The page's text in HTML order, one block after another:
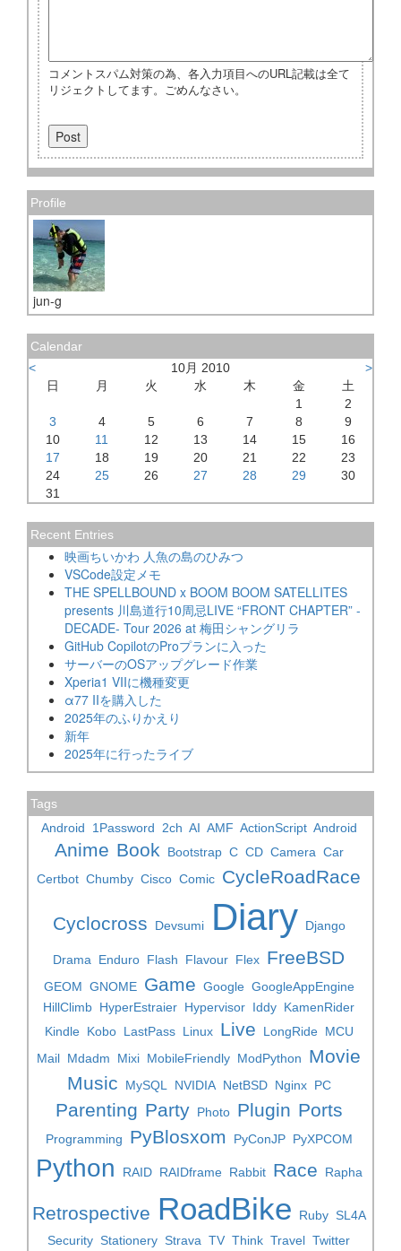
コメントスパム対策の為、各入力項目へのURL記載は全て
リジェクトしてます。ごめんなさい。
Profile
jun-g
Calendar
<
10月 2010
>
日
月 火 水 木 金
土
1
2
3
4 5 6 7 8
9
10
11 12 13 14 15
16
17
18 19 20 21 22
23
24
25 26 27 28 29
30
31
Recent Entries
映画ちいかわ 人魚の島のひみつ
VSCode設定メモ
THE SPELLBOUND x BOOM BOOM SATELLITES
presents 川島道行10周忌LIVE “FRONT CHAPTER” -
DECADE- Tour 2026 at 梅田シャングリラ
GitHub CopilotのProプランに入った
サーバーのOSアップグレード作業
Xperia1 VIIに機種変更
α77 IIを購入した
2025年のふりかえり
新年
2025年に行ったライブ
Tags
Android
1Password 2ch AI AMF ActionScript Android
Anime Book Bootstrap C CD Camera Car
Certbot Chumby Cisco Comic CycleRoadRace
Cyclocross Devsumi Diary Django
Drama Enduro Flash Flavour Flex FreeBSD
GEOM GNOME Game Google GoogleAppEngine
HillClimb HyperEstraier Hypervisor Iddy KamenRider
Kindle Kobo LastPass Linux Live LongRide MCU
Mail Mdadm Mixi MobileFriendly ModPython
Movie
Music
MySQL NVIDIA NetBSD Nginx PC
Parenting Party Photo Plugin Ports
Programming PyBlosxom PyConJP PyXPCOM
Python RAID RAIDframe Rabbit Race Rapha
Retrospective RoadBike Ruby SL4A
Security Stationery Strava TV Think Travel Twitter